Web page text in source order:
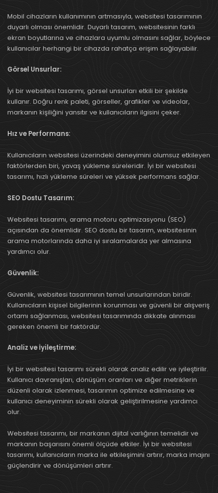
Mobil cihazların kullanımının artmasıyla, websitesi tasarımının
duyarlı olması önemlidir. Duyarlı tasarım, websitesinin farklı
ekran boyutlarına ve cihazlara uyumlu olmasını sağlar, böylece
kullanıcılar herhangi bir cihazda rahatça erişim sağlayabilir.
Görsel Unsurlar:
İyi bir websitesi tasarımı, görsel unsurları etkili bir şekilde
kullanır. Doğru renk paleti, görseller, grafikler ve videolar,
markanın kişiliğini yansıtır ve kullanıcıların ilgisini çeker.
Hız ve Performans:
Kullanıcıların websitesi üzerindeki deneyimini olumsuz etkileyen
faktörlerden biri, yavaş yükleme süreleridir. İyi bir websitesi
tasarımı, hızlı yükleme süreleri ve yüksek performans sağlar.
SEO Dostu Tasarım:
Websitesi tasarımı, arama motoru optimizasyonu (SEO)
açısından da önemlidir. SEO dostu bir tasarım, websitesinin
arama motorlarında daha iyi sıralamalarda yer almasına
yardımcı olur.
Güvenlik:
Güvenlik, websitesi tasarımının temel unsurlarından biridir.
Kullanıcıların kişisel bilgilerinin korunması ve güvenli bir alışveriş
ortamı sağlanması, websitesi tasarımında dikkate alınması
gereken önemli bir faktördür.
Analiz ve İyileştirme:
İyi bir websitesi tasarımı sürekli olarak analiz edilir ve iyileştirilir.
Kullanıcı davranışları, dönüşüm oranları ve diğer metriklerin
düzenli olarak izlenmesi, tasarımın optimize edilmesine ve
kullanıcı deneyiminin sürekli olarak geliştirilmesine yardımcı
olur.
Websitesi tasarımı, bir markanın dijital varlığının temelidir ve
markanın başarısını önemli ölçüde etkiler. İyi bir websitesi
tasarımı, kullanıcıların marka ile etkileşimini artırır, marka imajını
güçlendirir ve dönüşümleri artırır.